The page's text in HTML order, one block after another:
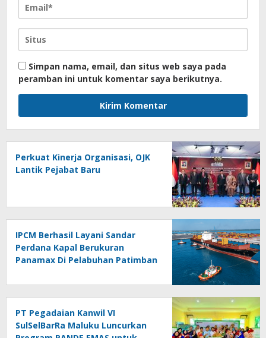
Simpan nama, email, dan situs web saya pada
peramban ini untuk komentar saya berikutnya.
Perkuat Kinerja Organisasi, OJK
Lantik Pejabat Baru
IPCM Berhasil Layani Sandar
Perdana Kapal Berukuran
Panamax Di Pelabuhan Patimban
PT Pegadaian Kanwil VI
SulSelBarRa Maluku Luncurkan